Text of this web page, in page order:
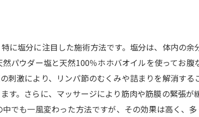
に塩分に注目した施術方法です。塩分は、体内の
パウダー塩と天然100％ホホバオイルを使ってお
刺激により、リンパ節のむくみや詰まりを解消す
す。さらに、マッサージにより筋肉や筋膜の緊張
でも一風変わった方法ですが、その効果は高く、